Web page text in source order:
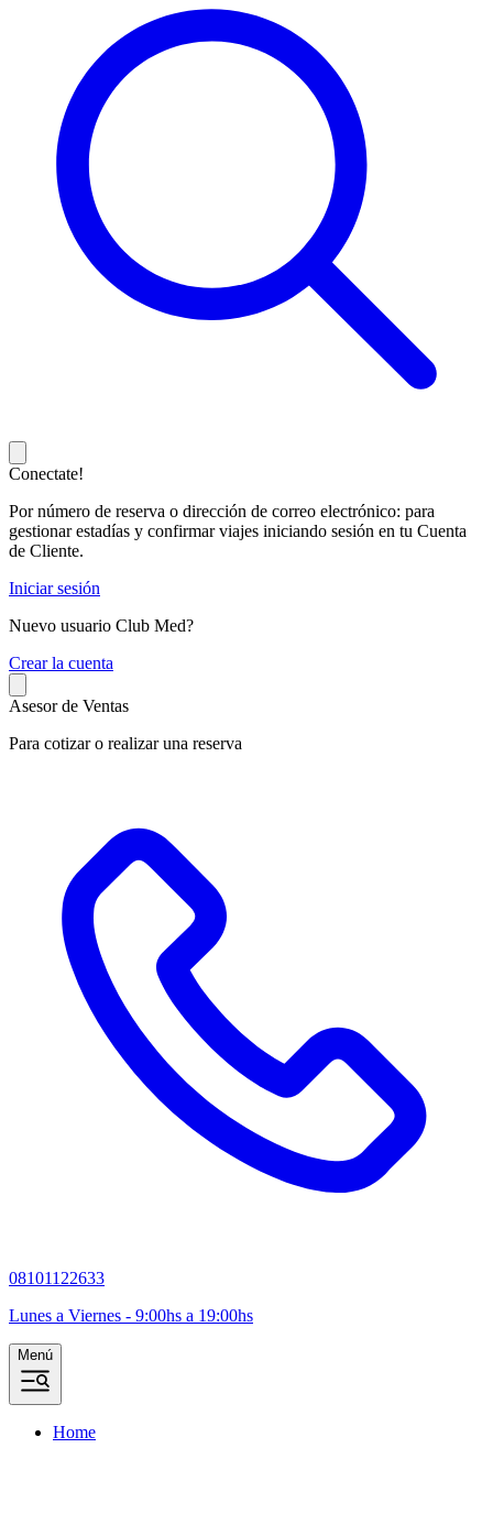
Conectate!
Por número de reserva o dirección de correo electrónico: para
gestionar estadías y confirmar viajes iniciando sesión en tu Cuenta
de Cliente.
Iniciar sesión
Nuevo usuario Club Med?
Crear la cuenta
Asesor de Ventas
Para cotizar o realizar una reserva
08101122633
Lunes a Viernes - 9:00hs a 19:00hs
Menú
Home